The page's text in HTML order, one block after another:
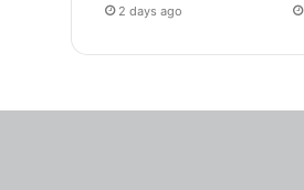
2 days ago